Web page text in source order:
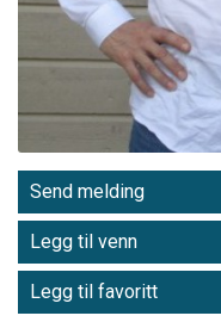
Send melding
Legg til venn
Legg til favoritt